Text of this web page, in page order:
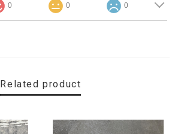
0 0 0
Related product